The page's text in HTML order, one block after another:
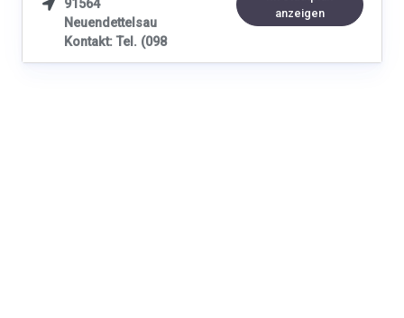

91564
Neuendettelsau
Kontakt: Tel. (098
anzeigen